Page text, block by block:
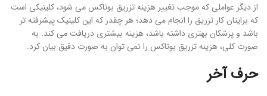
از دیگر عواملی که موجب تغییر هزینه تزریق بوتاکس می شود، کلینیکی است
که برایتان کار تزریق را انجام می دهد؛ هر چقدر که این کلینیک پیشرفته تر
باشد و پزشکان بهتری داشته باشد، هزینه بیشتری دریافت می کند. به
صورت کلی، هزینه تزریق بوتاکس را نمی توان به صورت دقیق بیان کرد.
حرف آخر